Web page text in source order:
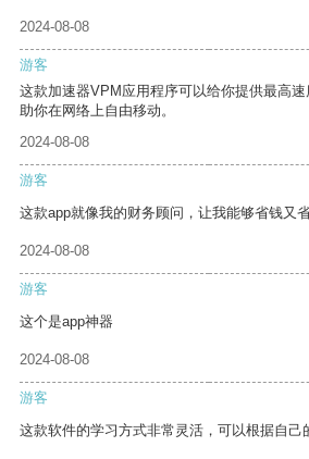
2024-08-08
游客
这款加速器VPM应用程序可以给你提供最高
助你在网络上自由移动。
2024-08-08
游客
这款app就像我的财务顾问，让我能够省钱又省
2024-08-08
游客
这个是app神器
2024-08-08
游客
这款软件的学习方式非常灵活，可以根据自己